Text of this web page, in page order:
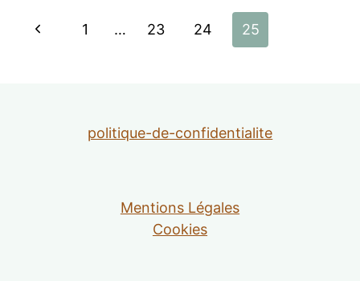
Navigation
Page
1 … 23 24 25
politique-de-confidentialite
Mentions Légales
Cookies